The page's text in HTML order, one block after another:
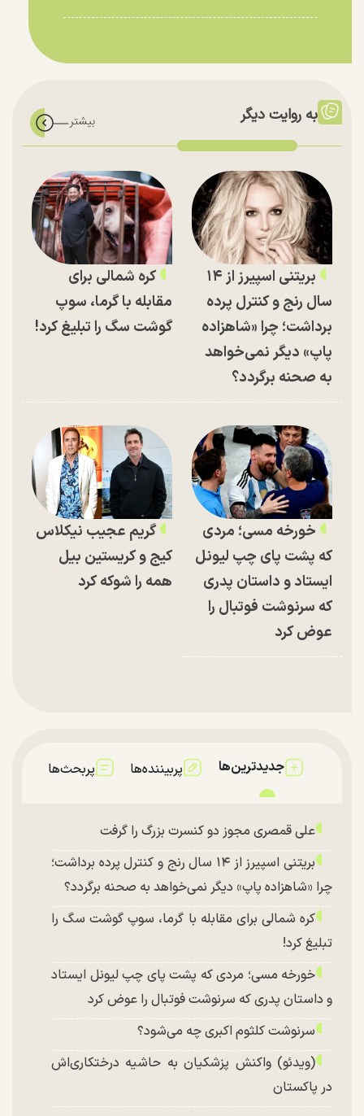
به روایت دیگر
بریتنی اسپیرز از ۱۴
سال رنج و کنترل پرده
برداشت؛ چرا «شاهزاده
پاپ» دیگر نمی‌خواهد
به صحنه برگردد؟
کره شمالی برای
مقابله با گرما، سوپ
گوشت سگ را تبلیغ کرد!
خورخه مسی؛ مردی
که پشت پای چپ لیونل
ایستاد و داستان پدری
که سرنوشت فوتبال را
عوض کرد
گریم عجیب نیکلاس
کیج و کریستین بیل
همه را شوکه کرد
جدیدترین‌ها پربیننده‌ها پربحث‌ها
علی قمصری مجوز دو کنسرت بزرگ را گرفت
بریتنی اسپیرز از ۱۴ سال رنج و کنترل پرده برداشت؛
چرا «شاهزاده پاپ» دیگر نمی‌خواهد به صحنه برگردد؟
کره شمالی برای مقابله با گرما، سوپ گوشت سگ را
تبلیغ کرد!
خورخه مسی؛ مردی که پشت پای چپ لیونل ایستاد
و داستان پدری که سرنوشت فوتبال را عوض کرد
سرنوشت کلثوم اکبری چه می‌شود؟
(ویدئو) واکنش پزشکیان به حاشیه درختکاری‌اش
در پاکستان